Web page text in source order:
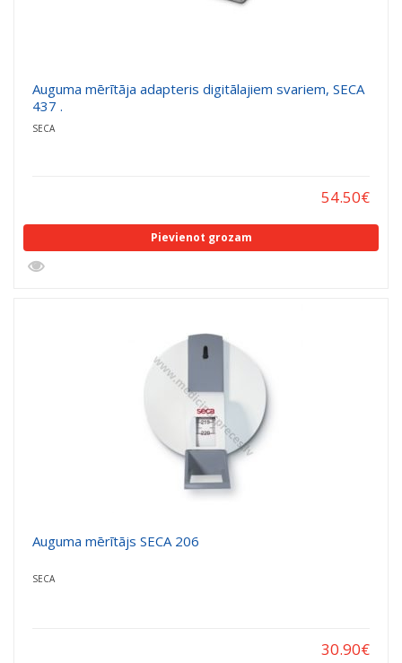
Auguma mērītāja adapteris digitālajiem svariem, SECA
437 .
SECA
54.50€
Pievienot grozam
Auguma mērītājs SECA 206
SECA
30.90€